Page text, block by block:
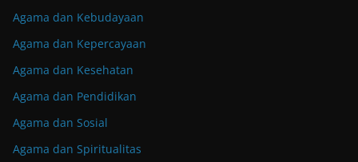
Agama dan Kebudayaan
Agama dan Kepercayaan
Agama dan Kesehatan
Agama dan Pendidikan
Agama dan Sosial
Agama dan Spiritualitas